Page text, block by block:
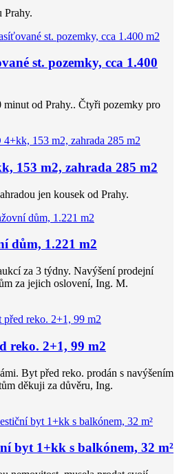
Prahy.
st. pozemky, cca 1.400
od Prahy.. Čtyři pozemky pro
153 m2, zahrada 285 m2
jen kousek od Prahy.
dům, 1.221 m2
za 3 týdny. Navýšení prodejní
za jejich oslovení, Ing. M.
reko. 2+1, 99 m2
Byt před reko. prodán s navýšením
děkuji za důvěru, Ing.
byt 1+kk s balkónem, 32 m²